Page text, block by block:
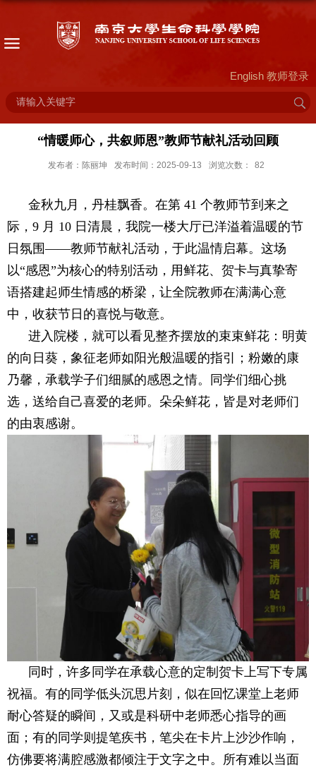
English 教师登录
“情暖师心，共叙师恩”教师节献礼活动回顾
发布者：陈丽坤 发布时间：2025-09-13 浏览次数： 82
金秋九月，丹桂飘香。在第 41 个教师节到来之
际， 9 月 10 日清晨，我院一楼大厅已洋溢着温暖的节
日氛围——教师节献礼活动，于此温情启幕。这场
以“感恩”为核心的特别活动，用鲜花、贺卡与真挚寄
语搭建起师生情感的桥梁，让全院教师在满满心意
中，收获节日的喜悦与敬意。
进入院楼，就可以看见整齐摆放的束束鲜花：明黄
的向日葵，象征老师如阳光般温暖的指引；粉嫩的康
乃馨，承载学子们细腻的感恩之情。同学们细心挑
选，送给自己喜爱的老师。朵朵鲜花，皆是对老师们
的由衷感谢。
同时，许多同学在承载心意的定制贺卡上写下专属
祝福。有的同学低头沉思片刻，似在回忆课堂上老师
耐心答疑的瞬间，又或是科研中老师悉心指导的画
面；有的同学则提笔疾书，笔尖在卡片上沙沙作响，
仿佛要将满腔感激都倾注于文字之中。所有难以当面